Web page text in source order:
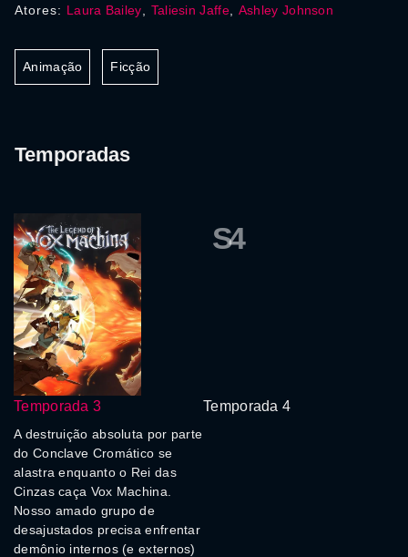
Atores: Laura Bailey Taliesin Jaffe, Ashley Johnson
Animação Ficção
Temporadas
Temporada 3
A destruição absoluta por parte
do Conclave Cromático se
alastra enquanto o Rei das
Cinzas caça Vox Machina.
Nosso amado grupo de
desajustados precisa enfrentar
demônio internos (e externos)
S4
Temporada 4